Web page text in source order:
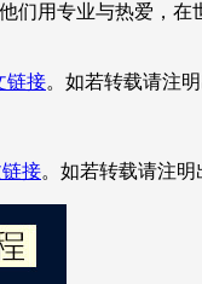
们用专业与热爱，
链接。如若转载请注明
接。如若转载请注明